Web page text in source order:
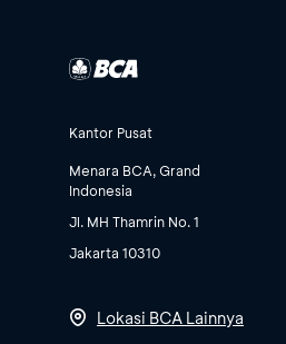
Kantor Pusat
Menara BCA, Grand
Indonesia
Jl. MH Thamrin No. 1
Jakarta 10310
Lokasi BCA Lainnya